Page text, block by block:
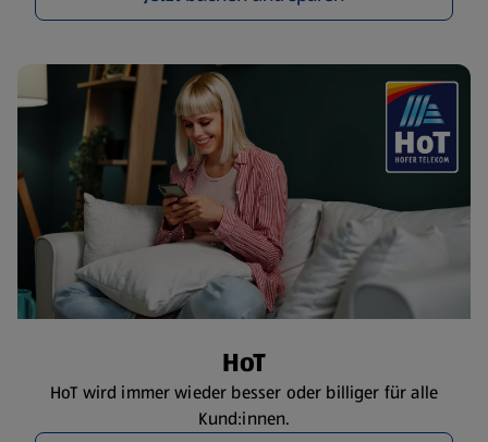
HoT
HoT wird immer wieder besser oder billiger für alle
Kund:innen.